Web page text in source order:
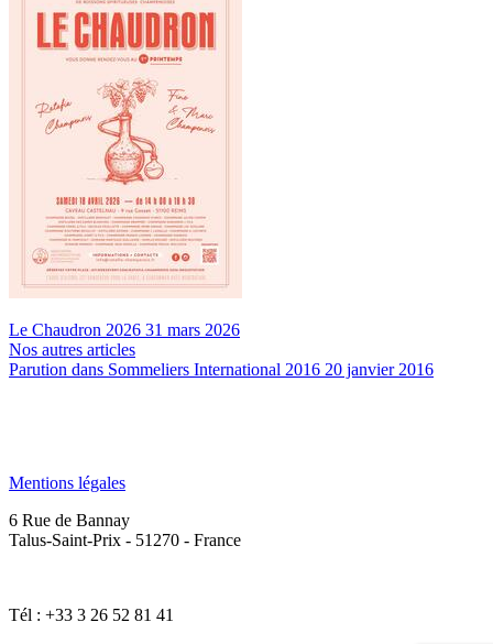
Le Chaudron 2026 31 mars 2026
Nos autres articles
Parution dans Sommeliers International 2016 20 janvier 2016
Mentions légales
6 Rue de Bannay
Talus-Saint-Prix - 51270 - France
Tél : +33 3 26 52 81 41